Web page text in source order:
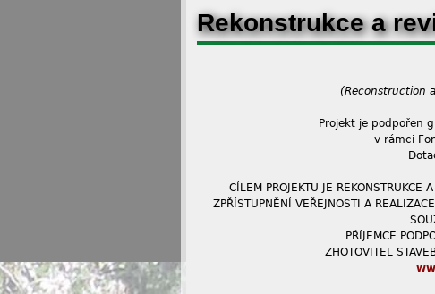
Rekonstrukce a
(Reconstruction
Projekt je podpořen
v rámci
CÍLEM PROJEKTU JE
ZPŘÍSTUPNĚNÍ VEŘEJNOSTI A
PŘÍJEMCE
ZHOTOVITEL